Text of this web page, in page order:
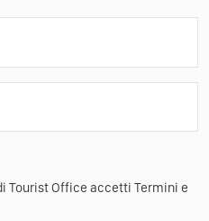
Tourist Office accetti Termini e